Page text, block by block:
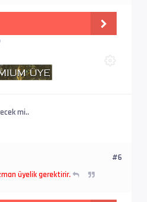
: Türkçe (Tam) -
: tr
mi..
üyelik gerektirir.
#6